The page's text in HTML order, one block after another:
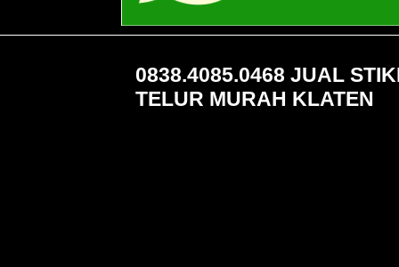
0838.4085.0468 JUAL
TELUR MURAH KLATEN